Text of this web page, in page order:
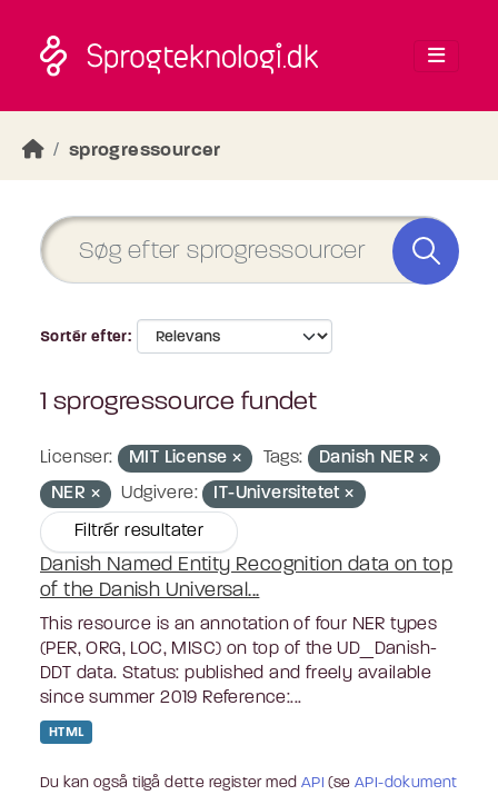
sprogressourcer
Sortér efter
1 sprogressource fundet
Licenser: MIT License Tags:
Danish NER
NER
Udgivere: IT-Universitetet
Filtrér resultater
Danish Named Entity Recognition data on top
of the Danish Universal...
This resource is an annotation of four NER types
(PER, ORG, LOC, MISC) on top of the UD_Danish-
DDT data. Status: published and freely available
since summer 2019 Reference:...
HTML
Du kan også tilgå dette register med API (seAPI-dokument